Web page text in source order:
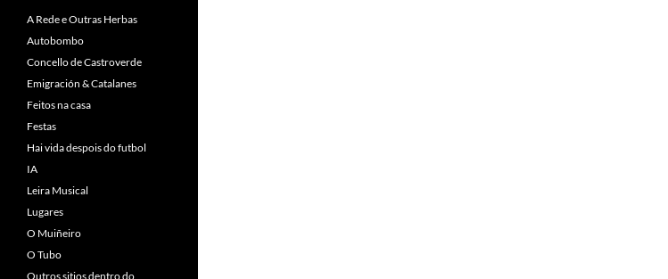
A Rede e Outras Herbas
Autobombo
Concello de Castroverde
Emigración & Catalanes
Feitos na casa
Festas
Hai vida despois do futbol
IA
Leira Musical
Lugares
O Muiñeiro
O Tubo
Outros sitios dentro do